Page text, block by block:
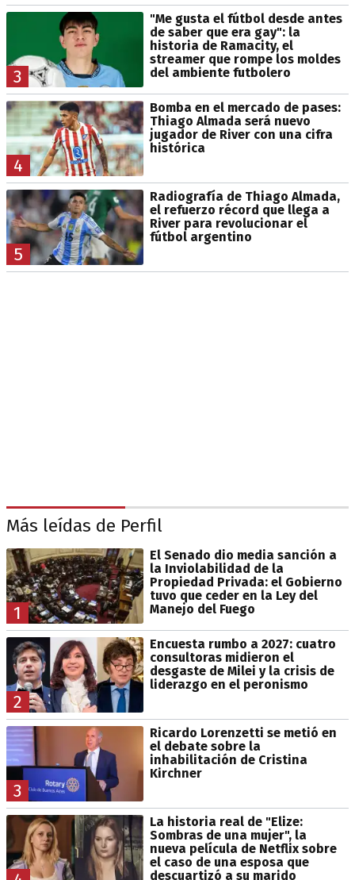
3
"Me gusta el fútbol desde antes
de saber que era gay": la
historia de Ramacity, el
streamer que rompe los moldes
del ambiente futbolero
4
Bomba en el mercado de pases:
Thiago Almada será nuevo
jugador de River con una cifra
histórica
5
Radiografía de Thiago Almada,
el refuerzo récord que llega a
River para revolucionar el
fútbol argentino
Más leídas de Perfil
1
El Senado dio media sanción a
la Inviolabilidad de la
Propiedad Privada: el Gobierno
tuvo que ceder en la Ley del
Manejo del Fuego
2
Encuesta rumbo a 2027: cuatro
consultoras midieron el
desgaste de Milei y la crisis de
liderazgo en el peronismo
3
Ricardo Lorenzetti se metió en
el debate sobre la
inhabilitación de Cristina
Kirchner
La historia real de "Elize:
Sombras de una mujer", la
nueva película de Netflix sobre
el caso de una esposa que
descuartizó a su marido